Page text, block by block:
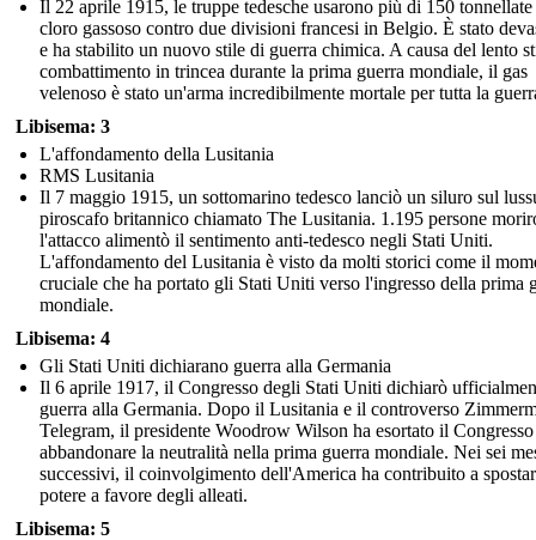
Il 22 aprile 1915, le truppe tedesche usarono più di 150
cloro gassoso contro due divisioni francesi in Belgio. È stato
e ha stabilito un nuovo stile di guerra chimica. A causa del lento
combattimento in trincea durante la prima guerra mondiale, il gas
velenoso è stato un'arma incredibilmente mortale per tutta la
Libisema: 3
L'affondamento della Lusitania
RMS Lusitania
Il 7 maggio 1915, un sottomarino tedesco lanciò un siluro sul
piroscafo britannico chiamato The Lusitania. 1.195 persone
l'attacco alimentò il sentimento anti-tedesco negli Stati Uniti.
L'affondamento del Lusitania è visto da molti storici come il
cruciale che ha portato gli Stati Uniti verso l'ingresso della prima
mondiale.
Libisema: 4
Gli Stati Uniti dichiarano guerra alla Germania
Il 6 aprile 1917, il Congresso degli Stati Uniti dichiarò
guerra alla Germania. Dopo il Lusitania e il controverso
Telegram, il presidente Woodrow Wilson ha esortato il
abbandonare la neutralità nella prima guerra mondiale. Nei sei
successivi, il coinvolgimento dell'America ha contribuito a
potere a favore degli alleati.
Libisema: 5